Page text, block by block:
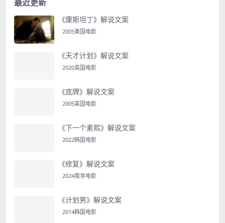
最近更新
《康斯坦丁》解说文案
2005美国电影
《天才计划》解说文案
2020英国电影
《底牌》解说文案
2005英国电影
《下一个素熙》解说文案
2022韩国电影
《修复》解说文案
2024南非电影
《计划男》解说文案
2014韩国电影